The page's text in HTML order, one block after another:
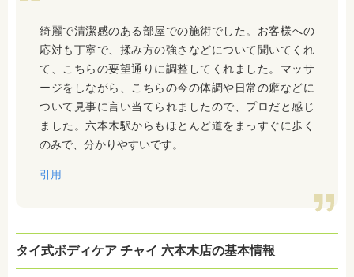
綺麗で清潔感のある部屋での施術でした。お客様への
応対も丁寧で、揉み方の強さなどについて聞いてくれ
て、こちらの要望通りに調整してくれました。マッサ
ージをしながら、こちらの今の体調や日常の癖などに
ついて見事に言い当てられましたので、プロだと感じ
ました。六本木駅からもほとんど道をまっすぐに歩く
のみで、分かりやすいです。
引用
タイ式ボディケア チャイ 六本木店の基本情報